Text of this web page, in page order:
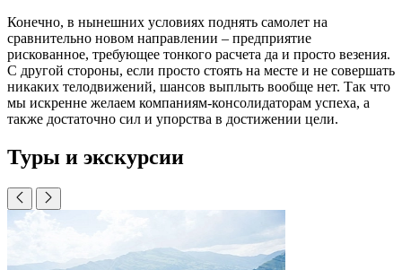
Конечно, в нынешних условиях поднять самолет на
сравнительно новом направлении – предприятие
рискованное, требующее тонкого расчета да и просто везения.
С другой стороны, если просто стоять на месте и не совершать
никаких телодвижений, шансов выплыть вообще нет. Так что
мы искренне желаем компаниям-консолидаторам успеха, а
также достаточно сил и упорства в достижении цели.
Туры и экскурсии